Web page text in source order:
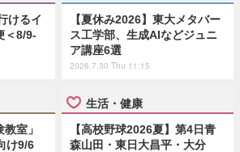
けるイ
＜8/9-
【夏休み2026】東大メタバー
ス工学部、生成AIなどジュニ
ア講座6選
2026.7.30 Thu 11:15
室」
け9/6
生活・健康
【高校野球2026夏】第4日青
森山田・東日大昌平・大分